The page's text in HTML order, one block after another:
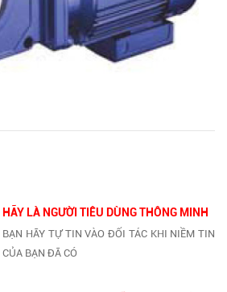
HÃY LÀ NGƯỜI TIÊU DÙNG THÔNG MINH
BẠN HÃY TỰ TIN VÀO ĐỐI TÁC KHI NIỀM TIN
CỦA BẠN ĐÃ CÓ